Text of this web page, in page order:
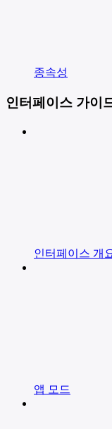
종속성
인터페이스 가이
인터페이스 개
앱 모드